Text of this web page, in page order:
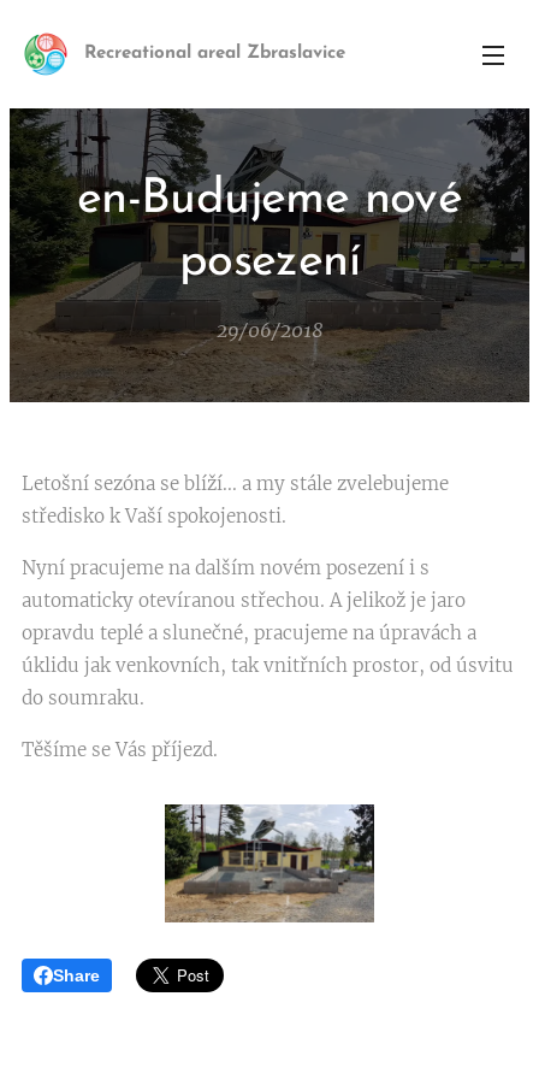
Recreational areal Zbraslavice
en-Budujeme nové
posezení
29/06/2018
Letošní sezóna se blíží... a my stále zvelebujeme
středisko k Vaší spokojenosti.
Nyní pracujeme na dalším novém posezení i s
automaticky otevíranou střechou. A jelikož je jaro
opravdu teplé a slunečné, pracujeme na úpravách a
úklidu jak venkovních, tak vnitřních prostor, od úsvitu
do soumraku.
Těšíme se Vás příjezd.
Share